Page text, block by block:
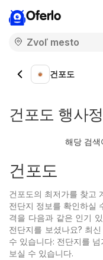
Oferlo
건포도
건포도 행사
해당 검색
건포도
건포도의 최저가를 찾고
전단지 정보를 확인하실
격을 다음과 같은 인기
전단지를 보셨나요? 최
수 있습니다: 전단지를
보실 수 있습니다.